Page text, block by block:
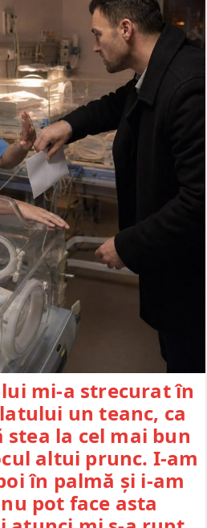
mi-a strecurat în
un teanc, ca
stea la cel mai bun
altui prunc. I-am
în palmă și i-am
pot face asta